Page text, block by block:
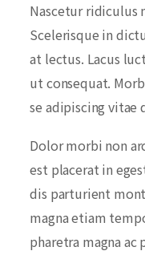
Nascetur ridiculus
Scelerisque in
at lectus. Lacus
ut consequat.
se adipiscing vitae
Dolor morbi non
est placerat in
dis parturient
magna etiam
pharetra magna